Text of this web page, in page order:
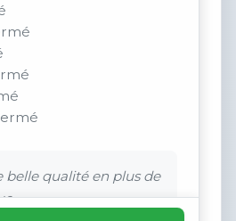
belle qualité en plus de